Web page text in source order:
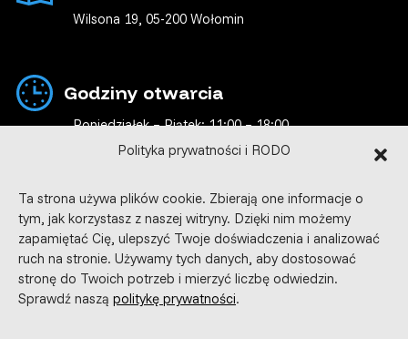
Polityka prywatności i RODO
Ta strona używa plików cookie. Zbierają one informacje o
tym, jak korzystasz z naszej witryny. Dzięki nim możemy
zapamiętać Cię, ulepszyć Twoje doświadczenia i analizować
ruch na stronie. Używamy tych danych, aby dostosować
stronę do Twoich potrzeb i mierzyć liczbę odwiedzin.
Sprawdź naszą politykę prywatności.
Wilsona 19, 05-200 Wołomin
Godziny otwarcia
Poniedziałek – Piątek: 11:00 – 18:00
Weekend, święta i inne dni: Po wcześniejszym
Obszar działania
Działamy w Wołominie, powiecie wołomińskim
i Warszawie. Darmowy transport w Wołominie
i okolicach.